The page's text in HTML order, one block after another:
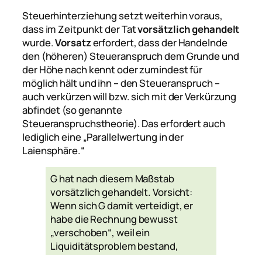
Steuerhinterziehung setzt weiterhin voraus,
dass im Zeitpunkt der Tatvorsätzlich gehandelt
wurde.Vorsatzerfordert, dass der Handelnde
den (höheren) Steueranspruch dem Grunde und
der Höhe nach kennt oder zumindest für
möglich hält und ihn – den Steueranspruch –
auch verkürzen will bzw. sich mit der Verkürzung
abfindet (so genannte
Steueranspruchstheorie). Das erfordert auch
lediglich eine „Parallelwertung in der
Laiensphäre.“
G hat nach diesem Maßstab
vorsätzlich gehandelt. Vorsicht:
Wenn sich G damit verteidigt, er
habe die Rechnung bewusst
„verschoben“, weil ein
Liquiditätsproblem bestand,